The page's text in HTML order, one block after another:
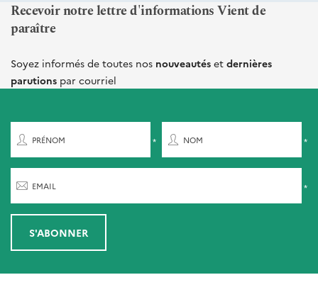
Recevoir notre lettre d'informations Vient de
paraître
Soyez informés de toutes nos nouveautés et dernières
parutions par courriel
PRÉNOM NOM
EMAIL
S'ABONNER